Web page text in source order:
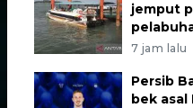
jemput
7 jam lalu
Persib
bek asal